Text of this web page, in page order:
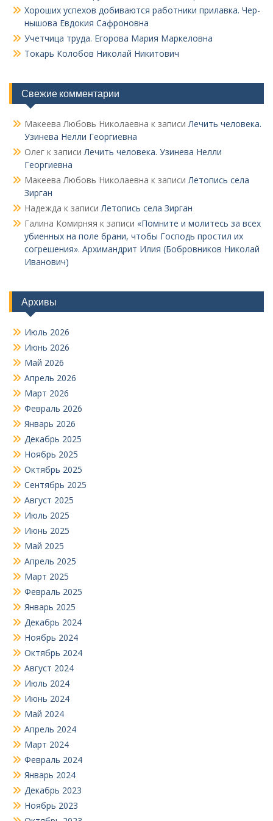
Хороших успехов добиваются работники прилавка. Чер­
нышова Евдокия Сафроновна
Учетчица труда. Его­рова Мария Маркеловна
Токарь Колобов Ни­колай Никитович
Свежие комментарии
Макеева Любовь Николаевна к записиЛечить человека.
Узинева Нелли Георгиевна
Олег к записиЛечить человека. Узинева Нелли
Георгиевна
Макеева Любовь Николаевна к записиЛетопись села
Зирган
Надежда к записиЛетопись села Зирган
Галина Комирняя к записи «Помните и молитесь за всех
убиенных на поле брани, чтобы Господь простил их
согрешения». Архимандрит Илия (Бобровников Николай
Иванович)
Архивы
Июль 2026
Июнь 2026
Май 2026
Апрель 2026
Март 2026
Февраль 2026
Январь 2026
Декабрь 2025
Ноябрь 2025
Октябрь 2025
Сентябрь 2025
Август 2025
Июль 2025
Июнь 2025
Май 2025
Апрель 2025
Март 2025
Февраль 2025
Январь 2025
Декабрь 2024
Ноябрь 2024
Октябрь 2024
Август 2024
Июль 2024
Июнь 2024
Май 2024
Апрель 2024
Март 2024
Февраль 2024
Январь 2024
Декабрь 2023
Ноябрь 2023